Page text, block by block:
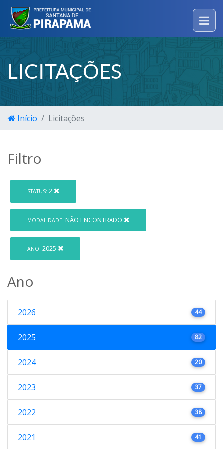
LICITAÇÕES
Início Licitações
Filtro
STATUS: 2
MODALIDADE: NÃO ENCONTRADO
ANO: 2025
Ano
2026 44
2025 82
2024 20
2023 37
2022 38
2021 41